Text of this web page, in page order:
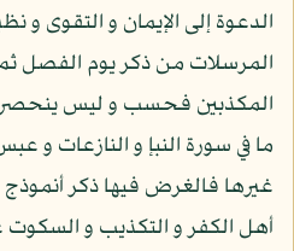
الدعوة إلى الإيمان و التقوى و
المرسلات من ذكر يوم الفصل
المكذبين فحسب و ليس ينحصر
ما في سورة النبإ و النازعات و
غيرها فالغرض فيها ذكر
أهل الكفر و التكذيب و